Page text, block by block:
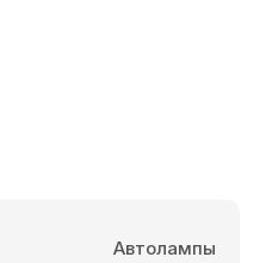
Автолампы